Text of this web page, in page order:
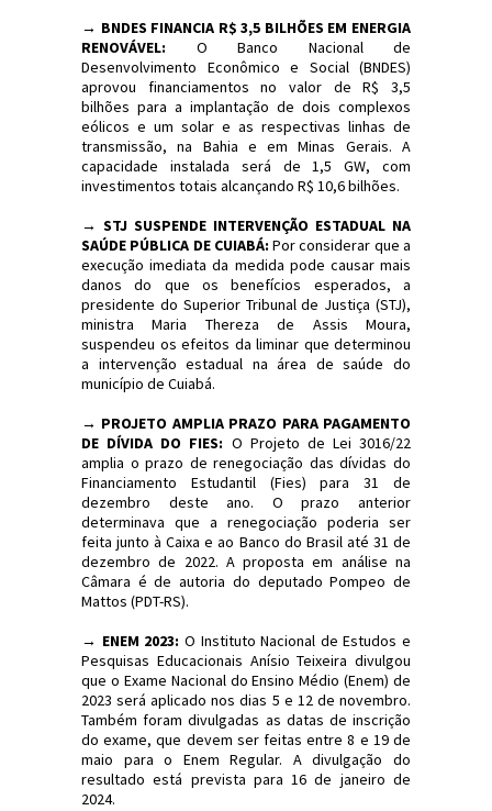
→ BNDES FINANCIA R$ 3,5 BILHÕES EM ENERGIA
RENOVÁVEL: O Banco Nacional de
Desenvolvimento Econômico e Social (BNDES)
aprovou financiamentos no valor de R$ 3,5
bilhões para a implantação de dois complexos
eólicos e um solar e as respectivas linhas de
transmissão, na Bahia e em Minas Gerais. A
capacidade instalada será de 1,5 GW, com
investimentos totais alcançando R$ 10,6 bilhões.
→ STJ SUSPENDE INTERVENÇÃO ESTADUAL NA
SAÚDE PÚBLICA DE CUIABÁ: Por considerar que a
execução imediata da medida pode causar mais
danos do que os benefícios esperados, a
presidente do Superior Tribunal de Justiça (STJ),
ministra Maria Thereza de Assis Moura,
suspendeu os efeitos da liminar que determinou
a intervenção estadual na área de saúde do
município de Cuiabá.
→ PROJETO AMPLIA PRAZO PARA PAGAMENTO
DE DÍVIDA DO FIES: O Projeto de Lei 3016/22
amplia o prazo de renegociação das dívidas do
Financiamento Estudantil (Fies) para 31 de
dezembro deste ano. O prazo anterior
determinava que a renegociação poderia ser
feita junto à Caixa e ao Banco do Brasil até 31 de
dezembro de 2022. A proposta em análise na
Câmara é de autoria do deputado Pompeo de
Mattos (PDT-RS).
→ ENEM 2023: O Instituto Nacional de Estudos e
Pesquisas Educacionais Anísio Teixeira divulgou
que o Exame Nacional do Ensino Médio (Enem) de
2023 será aplicado nos dias 5 e 12 de novembro.
Também foram divulgadas as datas de inscrição
do exame, que devem ser feitas entre 8 e 19 de
maio para o Enem Regular. A divulgação do
resultado está prevista para 16 de janeiro de
2024.